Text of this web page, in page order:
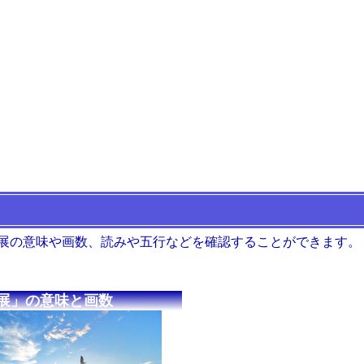
の意味や画数、読みや五行などを確認することができます
」の意味と画数